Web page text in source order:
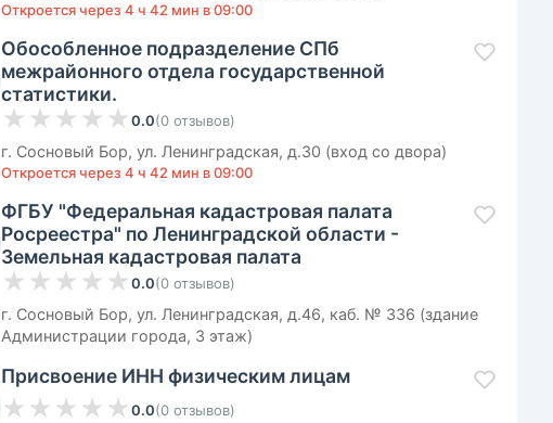
Откроется через 4 ч 42 мин в 09:00
Обособленное подразделение СПб
межрайонного отдела государственной
статистики.
★ ★ ★ ★ ★ 0.0(0 отзывов)
г. Сосновый Бор, ул. Ленинградская, д.30 (вход со двора)
Откроется через 4 ч 42 мин в 09:00
ФГБУ "Федеральная кадастровая палата
Росреестра" по Ленинградской области -
Земельная кадастровая палата
★ ★ ★ ★ ★ 0.0(0 отзывов)
г. Сосновый Бор, ул. Ленинградская, д.46, каб. № 336 (здание
Администрации города, 3 этаж)
Присвоение ИНН физическим лицам
★ ★ ★ ★ ★ 0.0(0 отзывов)